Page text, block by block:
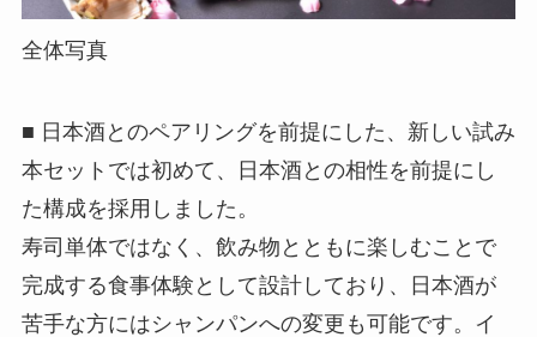
全体写真
■ 日本酒とのペアリングを前提にした、新しい試み
本セットでは初めて、日本酒との相性を前提にし
た構成を採用しました。
寿司単体ではなく、飲み物とともに楽しむことで
完成する食事体験として設計しており、日本酒が
苦手な方にはシャンパンへの変更も可能です。イ